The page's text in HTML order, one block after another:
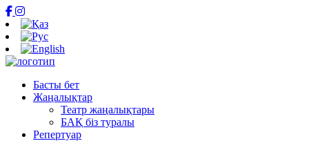
Басты бет
Жаңалықтар
Театр жаңалықтары
БАҚ біз туралы
Репертуар